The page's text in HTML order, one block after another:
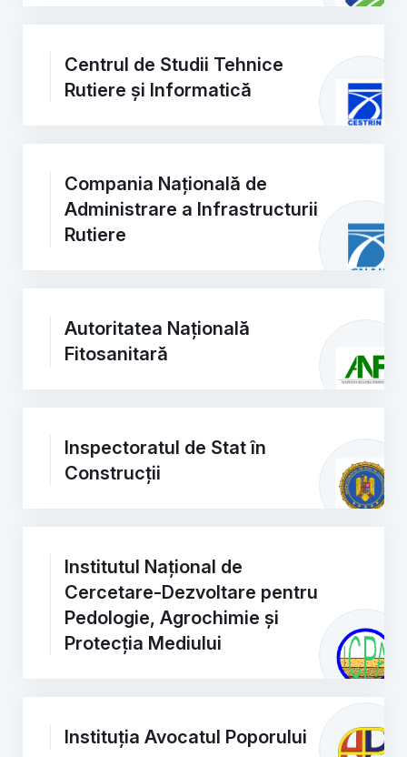
Centrul de Studii Tehnice
Rutiere și Informatică
Compania Națională de
Administrare a Infrastructurii
Rutiere
Autoritatea Națională
Fitosanitară
Inspectoratul de Stat în
Construcții
Institutul Național de
Cercetare-Dezvoltare pentru
Pedologie, Agrochimie și
Protecția Mediului
Instituția Avocatul Poporului